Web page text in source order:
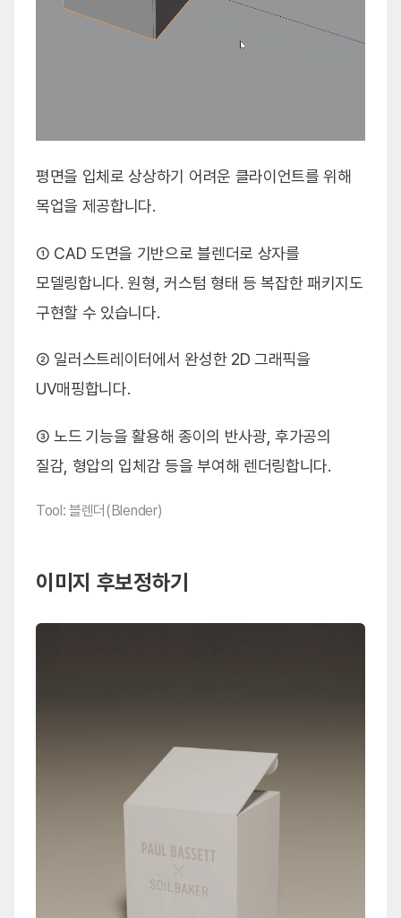
평면을 입체로 상상하기 어려운 클라이언트를 위해
목업을 제공합니다.
① CAD 도면을 기반으로 블렌더로 상자를
모델링합니다. 원형, 커스텀 형태 등 복잡한 패키지도
구현할 수 있습니다.
② 일러스트레이터에서 완성한 2D 그래픽을
UV매핑합니다.
③ 노드 기능을 활용해 종이의 반사광, 후가공의
질감, 형압의 입체감 등을 부여해 렌더링합니다.
Tool: 블렌더(Blender)
이미지 후보정하기